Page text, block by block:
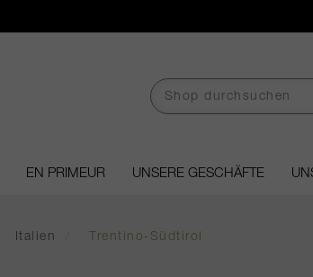
EN PRIMEUR UNSERE GESCHÄFTE
Italien Trentino-Südtirol